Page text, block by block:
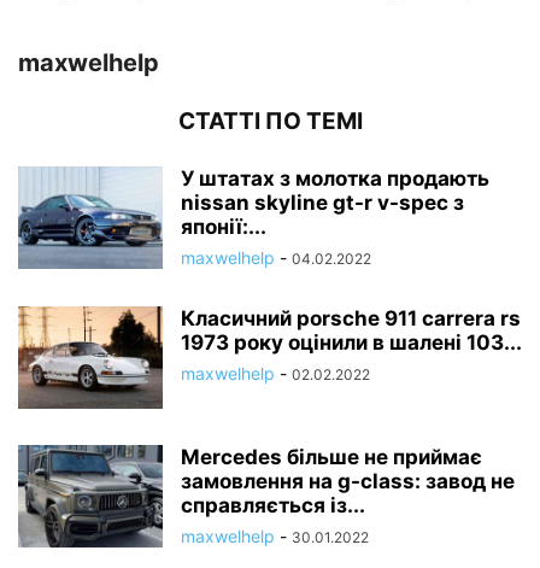
maxwelhelp
СТАТТІ ПО ТЕМІ
У штатах з молотка продають
nissan skyline gt-r v-spec з
японії:...
maxwelhelp - 04.02.2022
Класичний porsche 911 carrera rs
1973 року оцінили в шалені 103...
maxwelhelp - 02.02.2022
Mercedes більше не приймає
замовлення на g-class: завод не
справляється із...
maxwelhelp - 30.01.2022